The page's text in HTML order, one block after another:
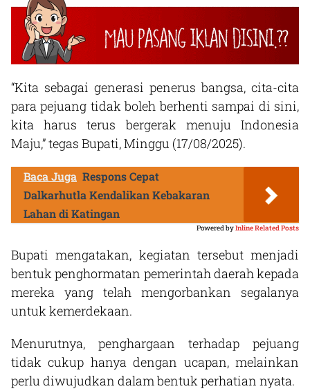
“Kita sebagai generasi penerus bangsa, cita-cita
para pejuang tidak boleh berhenti sampai di sini,
kita harus terus bergerak menuju Indonesia
Maju,” tegas Bupati, Minggu (17/08/2025).
Baca Juga Respons Cepat
Dalkarhutla Kendalikan Kebakaran
Lahan di Katingan
Powered byInline Related Posts
Bupati mengatakan, kegiatan tersebut menjadi
bentuk penghormatan pemerintah daerah kepada
mereka yang telah mengorbankan segalanya
untuk kemerdekaan.
Menurutnya, penghargaan terhadap pejuang
tidak cukup hanya dengan ucapan, melainkan
perlu diwujudkan dalam bentuk perhatian nyata.